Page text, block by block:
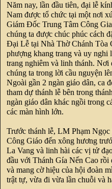
Năm nay, lần đầu tiên, đại lễ
Nam được tổ chức tại một nơi
Giám Đốc Trung Tâm Công
chúng ta được chúc phúc cách
Đại Lễ tại Nhà Thờ Chánh Tòa
phượng khang trang và uy nghi
trang nghiêm và linh thánh. Nơi
chúng ta trong lời cầu nguyện
Ngoài gần 2 ngàn giáo dân, ca
tham dự thánh lễ bên trong
ngàn giáo dân khác ngồi trong
các màn hình lớn.
Trước thánh lễ, LM Phạm
Công Giáo đến xông hương
La Vang và linh hài các vị tử
đầu với Thánh Gía Nến Cao rồi
và mang cờ hiệu của hội đoàn
trật tự, vừa đi vừa lần chuỗi và